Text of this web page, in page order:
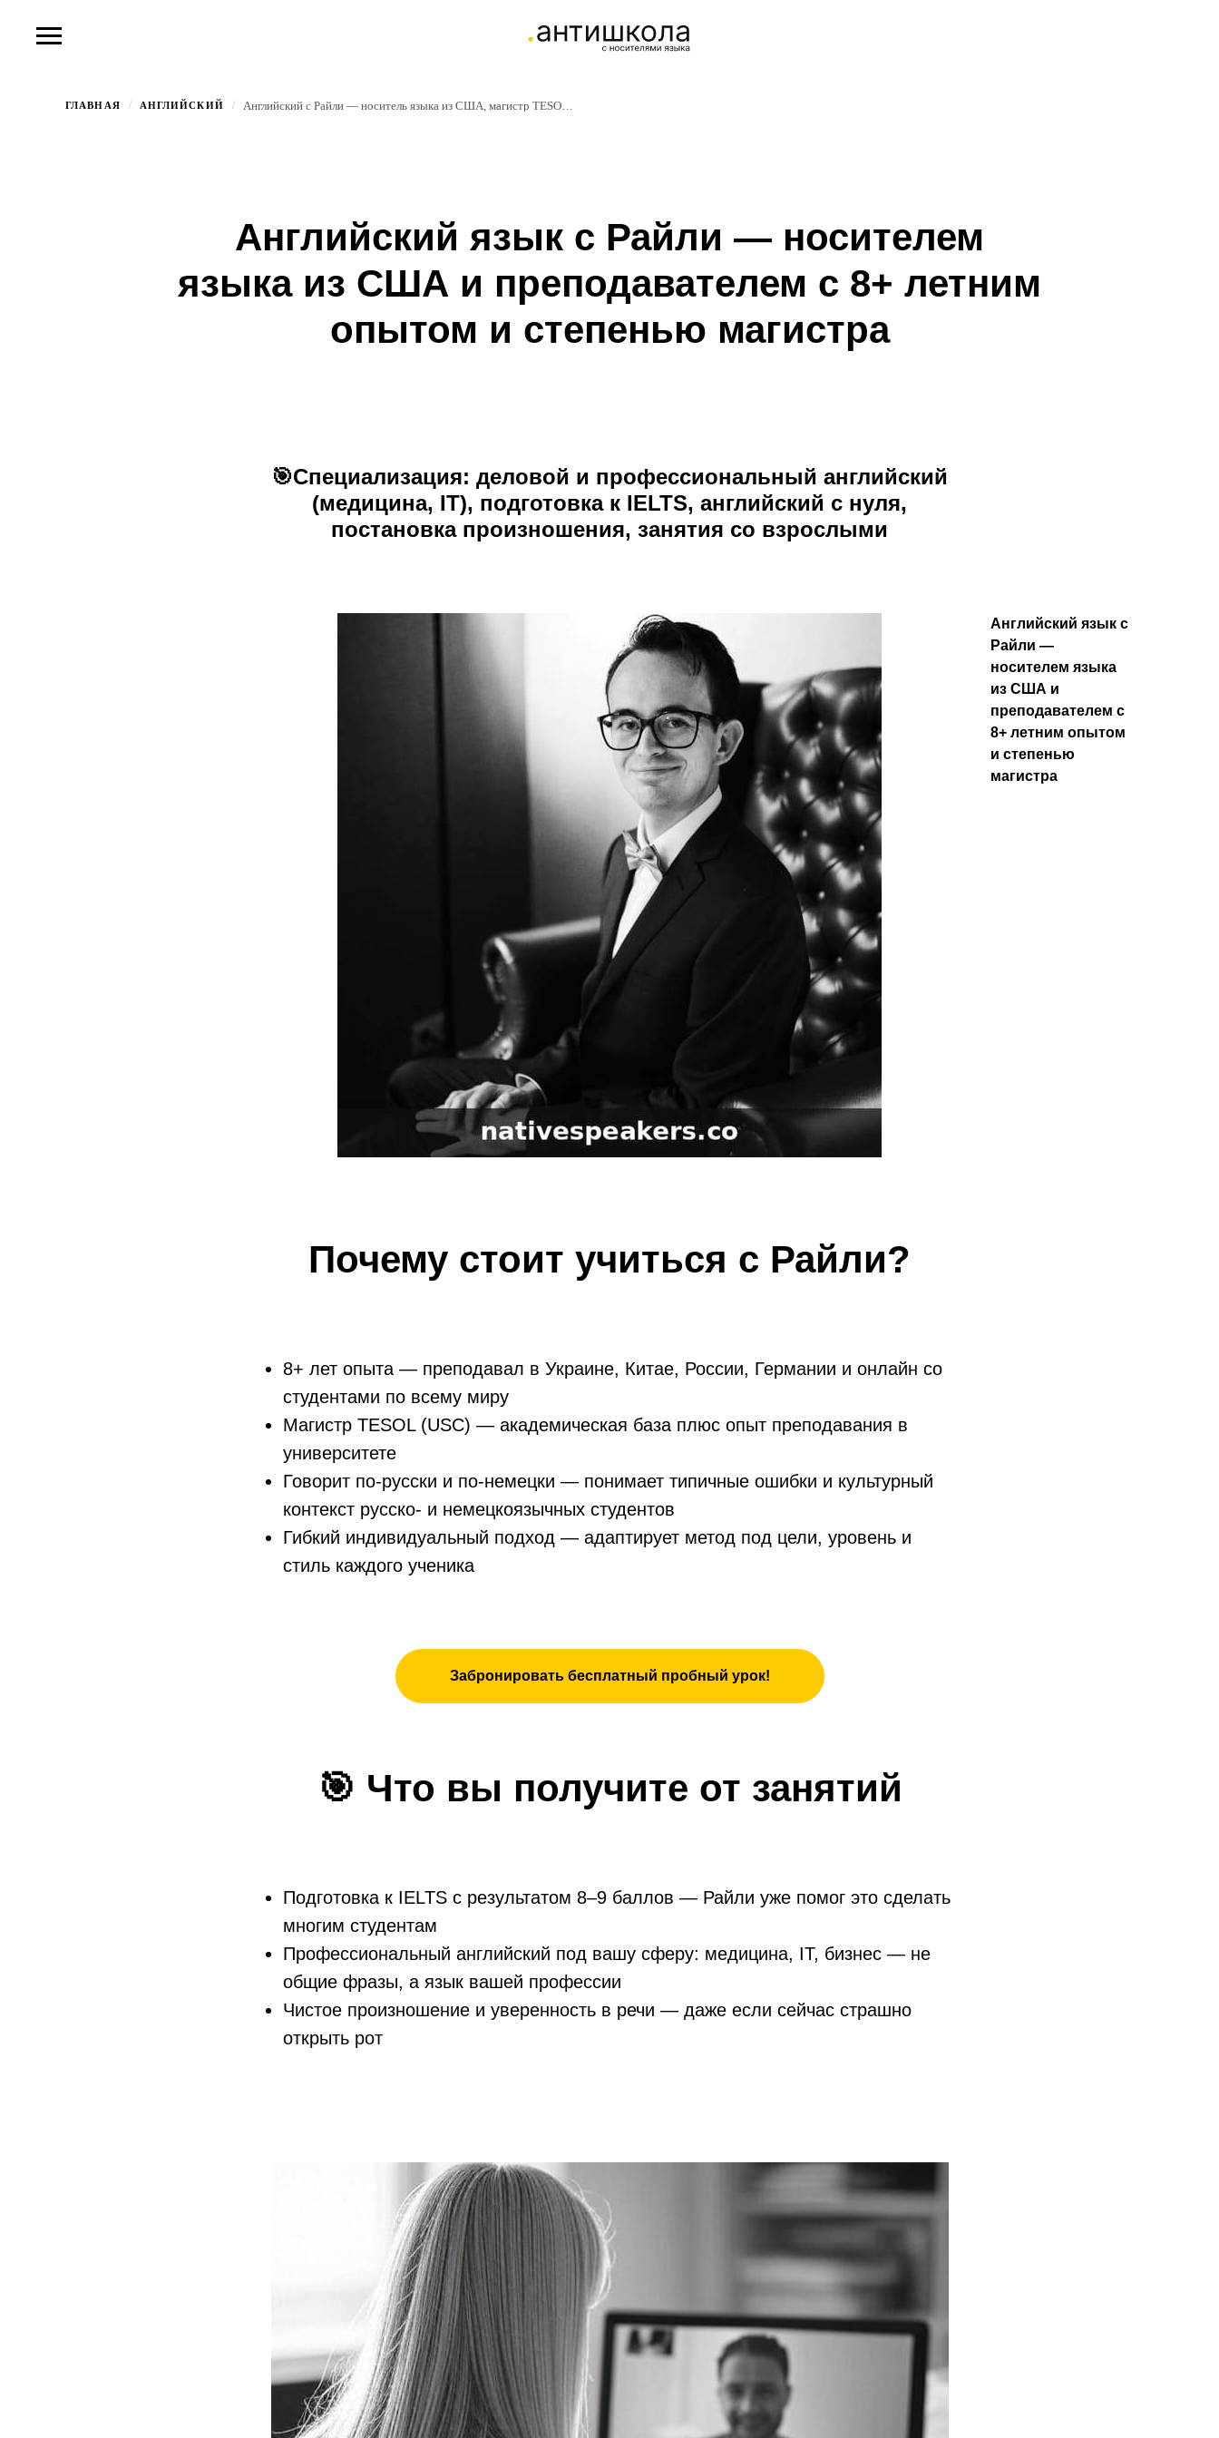
ГЛАВНАЯ / АНГЛИЙСКИЙ / Английский с Райли — носитель языка из США, магистр TESOL | Антишкола
Английский язык с Райли — носителем
языка из США и преподавателем с 8+ летним
опытом и степенью магистра
🎯Специализация: деловой и профессиональный английский
(медицина, IT), подготовка к IELTS, английский с нуля,
постановка произношения, занятия со взрослыми
Английский язык с
Райли —
носителем языка
из США и
преподавателем с
8+ летним опытом
и степенью
магистра
Почему стоит учиться c Райли?
8+ лет опыта — преподавал в Украине, Китае, России, Германии и онлайн со
студентами по всему миру
Магистр TESOL (USC) — академическая база плюс опыт преподавания в
университете
Говорит по-русски и по-немецки — понимает типичные ошибки и культурный
контекст русско- и немецкоязычных студентов
Гибкий индивидуальный подход — адаптирует метод под цели, уровень и
стиль каждого ученика
Забронировать бесплатный пробный урок!
🎯 Что вы получите от занятий
Подготовка к IELTS с результатом 8–9 баллов — Райли уже помог это сделать
многим студентам
Профессиональный английский под вашу сферу: медицина, IT, бизнес — не
общие фразы, а язык вашей профессии
Чистое произношение и уверенность в речи — даже если сейчас страшно
открыть рот